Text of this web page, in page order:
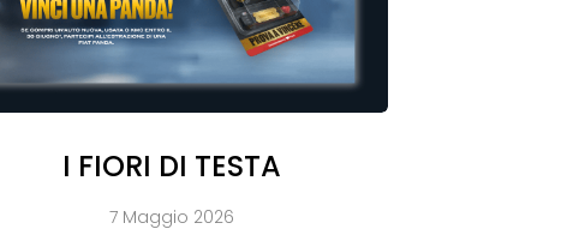
I FIORI DI TESTA
7 Maggio 2026